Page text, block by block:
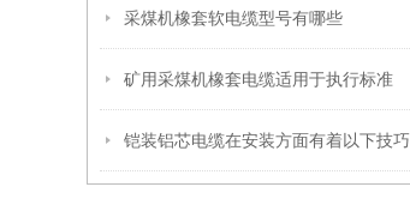
采煤机橡套软电缆型号有哪些
矿用采煤机橡套电缆适用于执行标准
铠装铝芯电缆在安装方面有着以下技巧